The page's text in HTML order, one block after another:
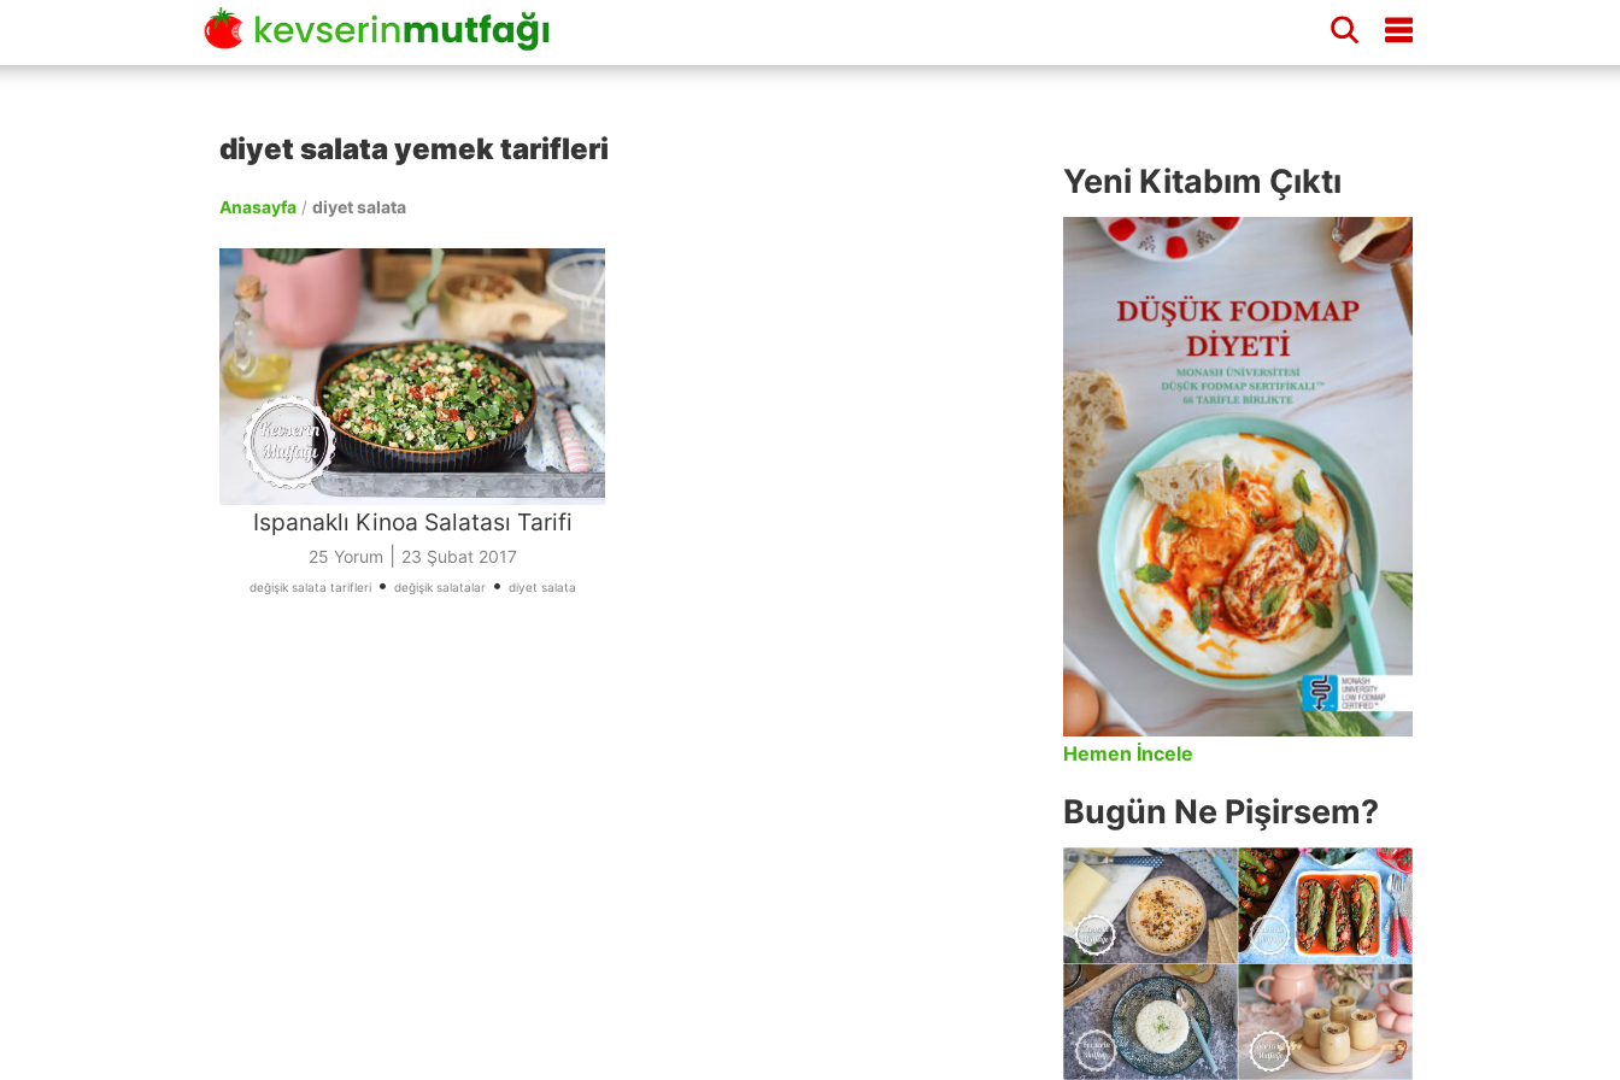
diyet salata yemek tarifleri
Anasayfa / diyet salata
Ispanaklı Kinoa Salatası Tarifi
25 Yorum 23 Şubat 2017
değişik salata tarifleri• değişik salatalar• diyet salata
Yeni Kitabım Çıktı
Hemen İncele
Bugün Ne Pişirsem?